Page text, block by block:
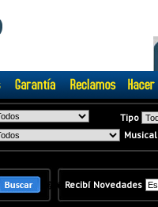
Tipo
Musical
� � Recibí Novedades